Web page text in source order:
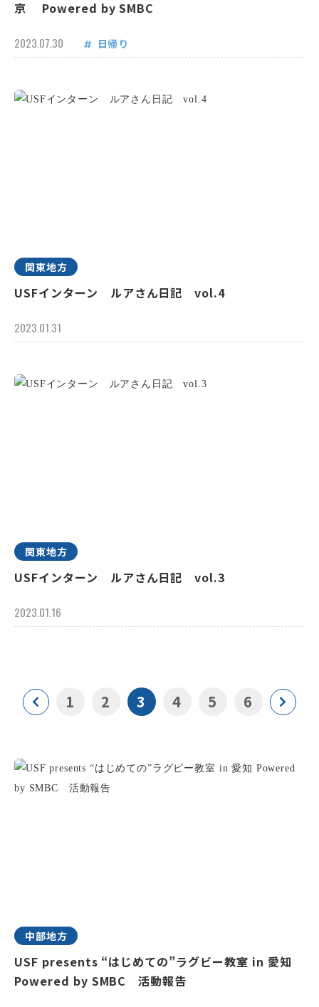
京 Powered by SMBC
2023.07.30 日帰り
関東地方
USFインターン ルアさん日記 vol.4
2023.01.31
関東地方
USFインターン ルアさん日記 vol.3
2023.01.16
1 2 3 4 5 6
中部地方
USF presents “はじめての”ラグビー教室 in 愛知
Powered by SMBC 活動報告